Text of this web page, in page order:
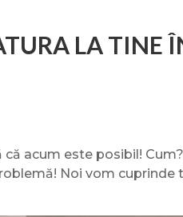
LA TINE
că acum este posibil!
Noi vom